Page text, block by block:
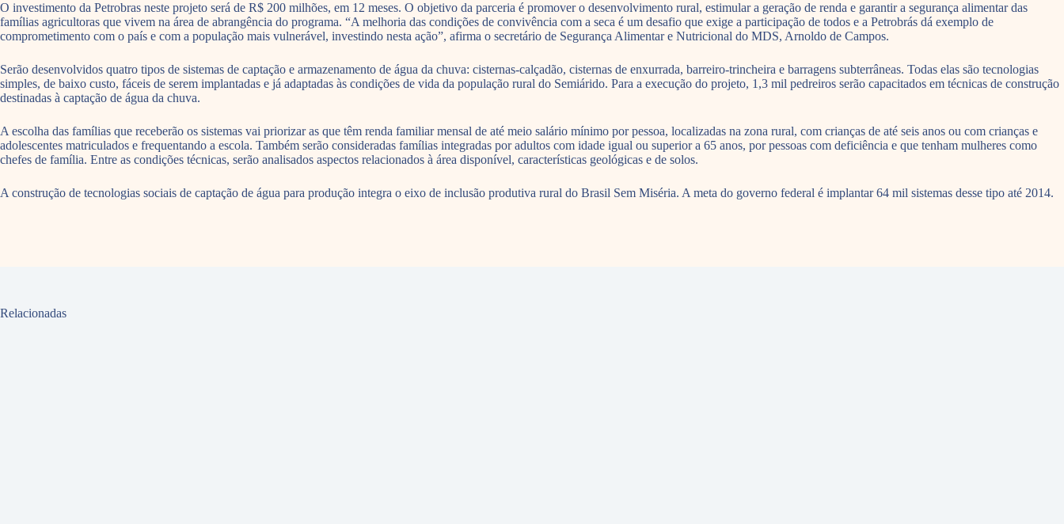
O investimento da Petrobras neste projeto será de R$ 200 milhões, em 12 meses. O objetivo da parceria é promover o desenvolvimento rural, estimular a geração de renda e garantir a segurança alimentar das
famílias agricultoras que vivem na área de abrangência do programa. “A melhoria das condições de convivência com a seca é um desafio que exige a participação de todos e a Petrobrás dá exemplo de
comprometimento com o país e com a população mais vulnerável, investindo nesta ação”, afirma o secretário de Segurança Alimentar e Nutricional do MDS, Arnoldo de Campos.
Serão desenvolvidos quatro tipos de sistemas de captação e armazenamento de água da chuva: cisternas-calçadão, cisternas de enxurrada, barreiro-trincheira e barragens subterrâneas. Todas elas são tecnologias
simples, de baixo custo, fáceis de serem implantadas e já adaptadas às condições de vida da população rural do Semiárido. Para a execução do projeto, 1,3 mil pedreiros serão capacitados em técnicas de construção
destinadas à captação de água da chuva.
A escolha das famílias que receberão os sistemas vai priorizar as que têm renda familiar mensal de até meio salário mínimo por pessoa, localizadas na zona rural, com crianças de até seis anos ou com crianças e
adolescentes matriculados e frequentando a escola. Também serão consideradas famílias integradas por adultos com idade igual ou superior a 65 anos, por pessoas com deficiência e que tenham mulheres como
chefes de família. Entre as condições técnicas, serão analisados aspectos relacionados à área disponível, características geológicas e de solos.
A construção de tecnologias sociais de captação de água para produção integra o eixo de inclusão produtiva rural do Brasil Sem Miséria. A meta do governo federal é implantar 64 mil sistemas desse tipo até 2014.
Relacionadas